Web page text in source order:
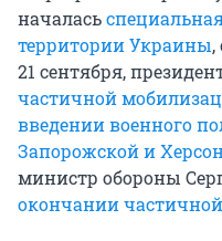
началась
территории Украины,
21 сентября,
частичной
введении военного
Запорожской и
министр обороны
окончании